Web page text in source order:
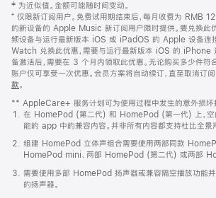
页
页
脚
注
‡ 为近似值。金额可能随时间变动。
⁺ 仅限新订阅用户。免费试用期结束后，每月收费为 RMB
的新设备的 Apple Music 新订阅用户限时提供。要兑换此
频设备与运行最新版本 iOS 或 iPadOS 的 Apple 设备连
Watch 兑换此优惠，需要与运行最新版本 iOS 的 iPhone
备激活后，需要在 3 个月内领取此优惠。无论购买多少件符
账户仅可享受一次优惠。会员方案将自动续订，直至取消订
款。
窗
口
中
打
开)
** AppleCare+ 服务计划可为使用过程中发生的意外损坏
在 HomePod (第二代) 和 HomePod (第一代) 上，空
能的 app 中的兼容内容。并非所有内容都支持杜比全景
组建 HomePod 立体声组合需要使用两部同款
HomePod mini、两部 HomePod (第二代) 或两部
需要使用多部 HomePod 扬声器或兼容隔空播放功能
的扬声器。